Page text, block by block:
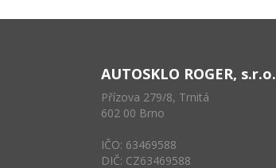
AUTOSKLO ROGER, s.r.o.
Přízova 279/8, Trnitá
602 00 Brno
IČO: 63469588
DIČ: CZ63469588